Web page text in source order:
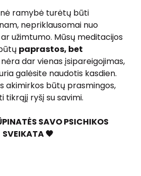
ramybė turėtų būti
nepriklausomai nuo
užimtumo. Mūsų meditacijos
paprastos, bet
dar vienas įsipareigojimas,
galėsite naudotis kasdien.
akimirkos būtų prasmingos,
tikrąjį ryšį su savimi.
SAVO PSICHIKOS
SVEIKATA 🖤